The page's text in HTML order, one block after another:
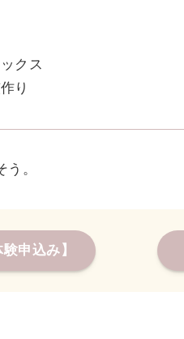
クス
り
。
申込み】